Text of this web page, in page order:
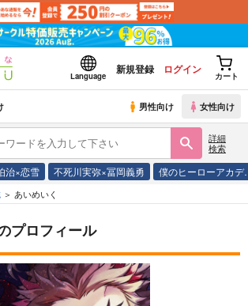
Language
新規登録 ログイン
カート
男性向け 女性向け
詳細
検索
治×恋雪 不死川実弥×冨岡義勇 僕のヒーローアカ
あいめいく
プロフィール